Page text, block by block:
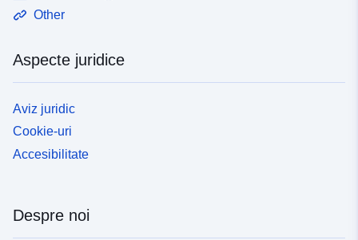
Other
Aspecte juridice
Aviz juridic
Cookie-uri
Accesibilitate
Despre noi